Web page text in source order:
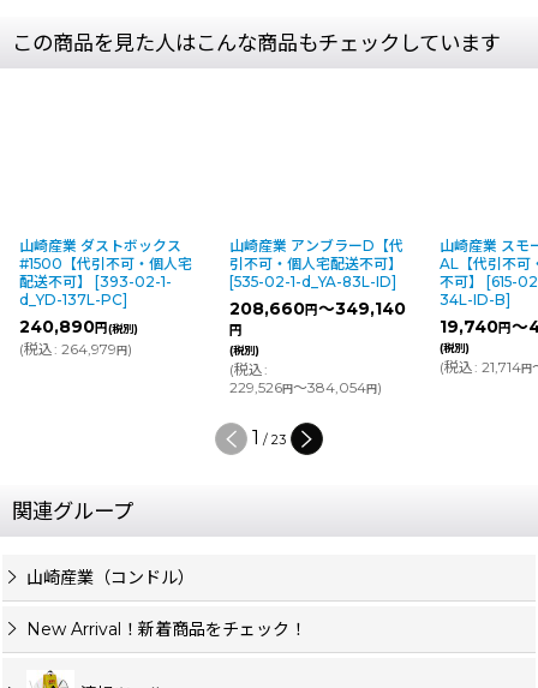
この商品を見た人はこんな商品もチェックしています
山崎産業 ダストボックス
#1500【代引不可・個人宅
配送不可】
[393-02-1-
d_YD-137L-PC]
240,890円(税別)
(税込: 264,979円)
山崎産業 アンブラーD【代
引不可・個人宅配送不可】
[535-02-1-d_YA-83L-ID]
208,660円～349,140
円
(税別)
(税込:
229,526円～384,054円)
山崎産業 スモ
AL【代引不可
不可】
[615-
34L-ID-B]
19,740円～
(税別)
(税込: 21,714円
1 / 23
関連グループ
山崎産業（コンドル）
New Arrival！新着商品をチェック！